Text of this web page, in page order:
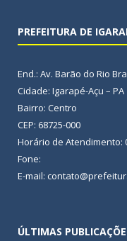
PREFEITURA DE
End.: Av. Barão do Rio
Cidade: Igarapé-Açu – PA
Bairro: Centro
CEP: 68725-000
Horário de Atendimento:
Fone:
E-mail:
ÚLTIMAS